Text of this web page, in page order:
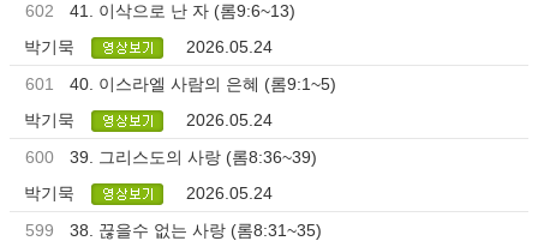
602
41. 이삭으로 난 자 (롬9:6~13)
박기묵
2026.05.24
601
40. 이스라엘 사람의 은혜 (롬9:1~5)
박기묵
2026.05.24
600
39. 그리스도의 사랑 (롬8:36~39)
박기묵
2026.05.24
599
38. 끊을수 없는 사랑 (롬8:31~35)